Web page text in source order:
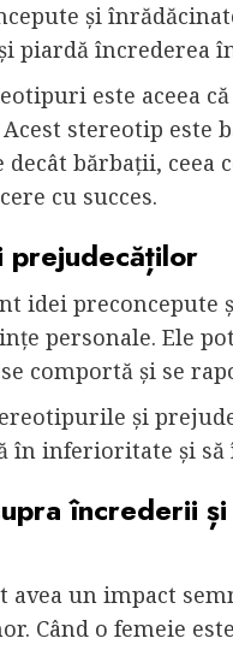
și
piardă încrederea
este aceea
stereotip este
bărbații, ceea
cu succes.
prejudecăților
idei preconcepute
personale. Ele
comportă și se
și
în inferioritate și
încrederii
avea un impact
Când o femeie